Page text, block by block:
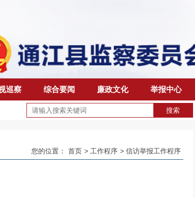
巡察 综合要闻 廉政文化 举报中心
搜索
您的位置： 首页 > 工作程序 > 信访举报工作程序